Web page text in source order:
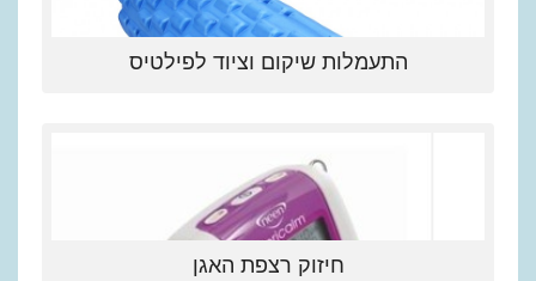
התעמלות שיקום וציוד לפילטיס
חיזוק רצפת האגן